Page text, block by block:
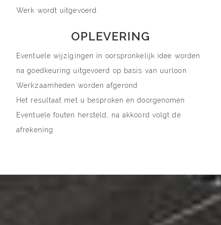
Werk wordt uitgevoerd.
OPLEVERING
Eventuele wijzigingen in oorspronkelijk idee worden
na goedkeuring uitgevoerd op basis van uurloon
Werkzaamheden worden afgerond
Het resultaat met u besproken en doorgenomen
Eventuele fouten hersteld, na akkoord volgt de
afrekening